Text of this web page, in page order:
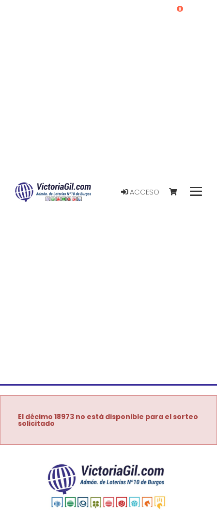
ACCESO
0
El décimo 18973 no está disponible para el sorteo
solicitado